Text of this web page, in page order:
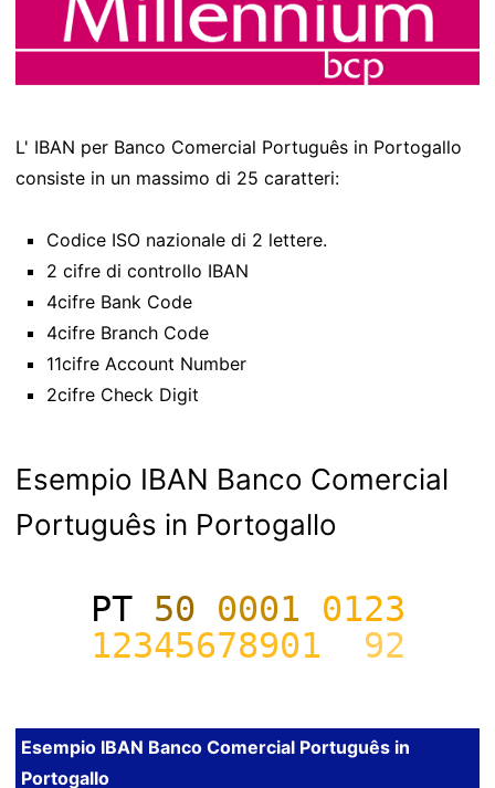
L' IBAN per Banco Comercial Português in Portogallo
consiste in un massimo di 25 caratteri:
Codice ISO nazionale di 2 lettere.
2 cifre di controllo IBAN
4cifre Bank Code
4cifre Branch Code
11cifre Account Number
2cifre Check Digit
Esempio IBAN Banco Comercial
Português in Portogallo
PT50 0001 0123
12345678901
92
Esempio IBAN Banco Comercial Português in
Portogallo